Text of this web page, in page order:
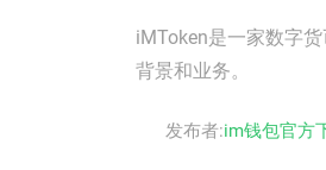
iMToken是一家数字
背景和业务。
发布者:im钱包官方